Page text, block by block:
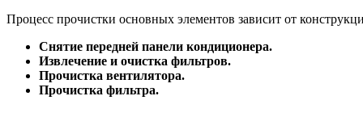
Процесс прочистки основных элементов зависит от
Снятие передней панели кондиционера.
Извлечение и очистка фильтров.
Прочистка вентилятора.
Прочистка фильтра.